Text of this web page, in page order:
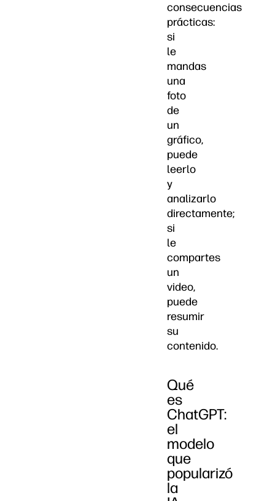
consecuencias
prácticas:
si
le
mandas
una
foto
de
un
gráfico,
puede
leerlo
y
analizarlo
directamente;
si
le
compartes
un
video,
puede
resumir
su
contenido.
Qué
es
ChatGPT:
el
modelo
que
popularizó
la